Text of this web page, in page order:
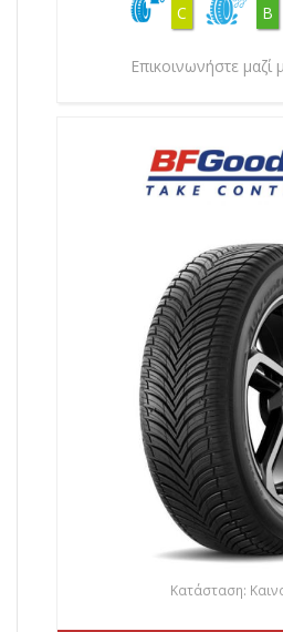
C B
Επικοινωνήστε μαζί
Κατάσταση: